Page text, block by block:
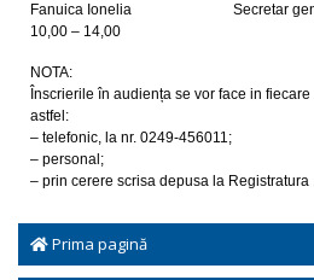
Prima pagină
Fanuica Ionelia
10,00 – 14,00
NOTA:
Înscrierile în audiența se vor face in
astfel:
– telefonic, la nr. 0249-456011;
– personal;
– prin cerere scrisa depusa la Registratura